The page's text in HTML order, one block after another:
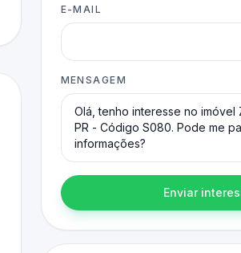
E-MAIL
MENSAGEM
Enviar